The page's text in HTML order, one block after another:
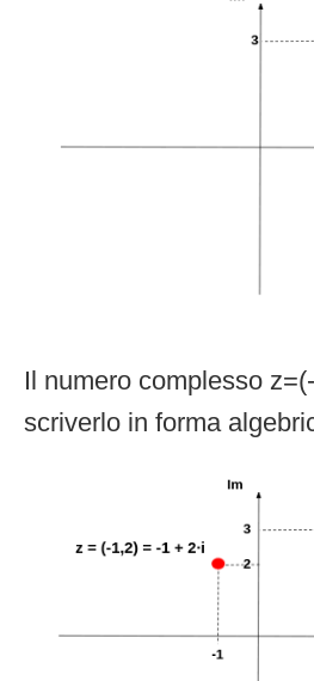
Il numero complesso
scriverlo in forma